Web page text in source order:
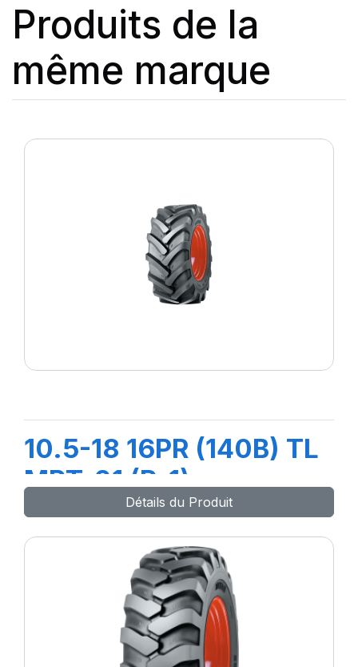
Produits de la
même marque
10.5-18 16PR (140B) TL
MPT-01 (R-1)
Détails du Produit